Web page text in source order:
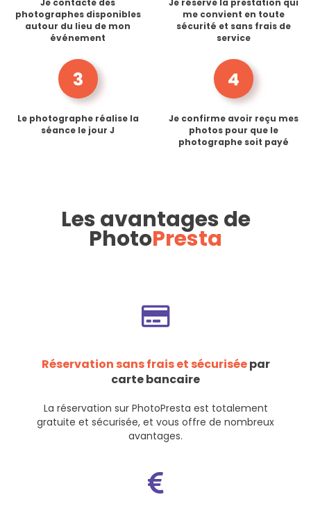
Je contacte des
photographes disponibles
autour du lieu de mon
événement
Je réserve la prestation qui
me convient en toute
sécurité et sans frais de
service
3
Le photographe réalise la
séance le jour J
4
Je confirme avoir reçu mes
photos pour que le
photographe soit payé
Les avantages de
PhotoPresta
Réservation sans frais et sécuriséepar
carte bancaire
La réservation sur PhotoPresta est totalement
gratuite et sécurisée, et vous offre de nombreux
avantages.